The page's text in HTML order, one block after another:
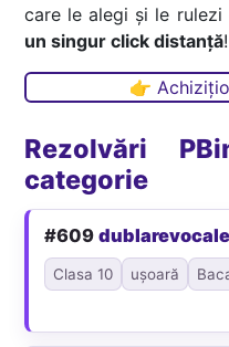
care le alegi și le
un singur click distanță
👉
Rezolvări
categorie
#609dublarevocale
Clasa 10 ușoară